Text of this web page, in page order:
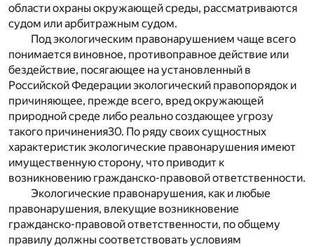
области охраны окружающей среды, рассматриваются
судом или арбитражным судом.
Под экологическим правонарушением чаще всего
понимается виновное, противоправное действие или
бездействие, посягающее на установленный в
Российской Федерации экологический правопорядок и
причиняющее, прежде всего, вред окружающей
природной среде либо реально создающее угрозу
такого причинения30. По ряду своих сущностных
характеристик экологические правонарушения имеют
имущественную сторону, что приводит к
возникновению гражданско-правовой ответственности.
Экологические правонарушения, как и любые
правонарушения, влекущие возникновение
гражданско-правовой ответственности, по общему
правилу должны соответствовать условиям